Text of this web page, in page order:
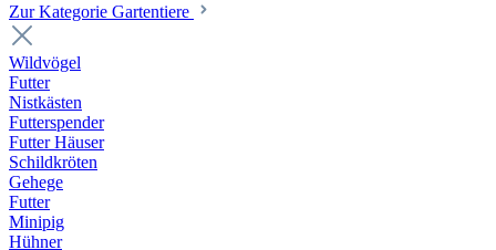
Zur Kategorie Gartentiere
Wildvögel
Futter
Nistkästen
Futterspender
Futter Häuser
Schildkröten
Gehege
Futter
Minipig
Hühner